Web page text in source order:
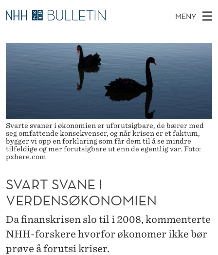
S
V
A
V
A
N
V
E
R
MENY
O
E
N
Y
Ø
E
T
Stipendiater og nye forskerprofiler
Disputaser
Svarte svaner i økonomien er uforutsigbare, de bærer med
seg omfattende konsekvenser, og når krisen er et faktum,
bygger vi opp en forklaring som får dem til å se mindre
tilfeldige og mer forutsigbare ut enn de egentlig var. Foto:
pxhere.com
SVART SVANE I
VERDENSØKONOMIEN
Da finanskrisen slo til i 2008, kommenterte
NHH-forskere hvorfor økonomer ikke bør
prøve å forutsi kriser.